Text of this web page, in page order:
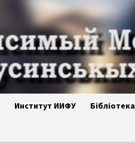
Институт ИИФУ Бібліотека